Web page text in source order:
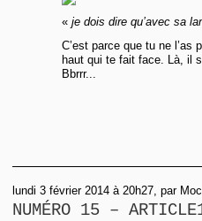
« je dois dire qu’avec sa
C’est parce que tu ne
haut qui te fait face. Là, il
Bbrrr...
lundi 3 février 2014 à 20h27, par
NUMÉRO 15 –